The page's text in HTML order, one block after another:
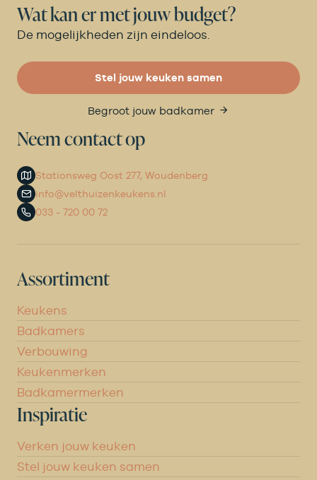
Wat kan er met jouw budget?
De mogelijkheden zijn eindeloos.
Stel jouw keuken samen
Begroot jouw badkamer
Neem contact op
Stationsweg Oost 277, Woudenberg
info@velthuizenkeukens.nl
033 - 720 00 72
Assortiment
Keukens
Badkamers
Verbouwing
Keukenmerken
Badkamermerken
Inspiratie
Verken jouw keuken
Stel jouw keuken samen